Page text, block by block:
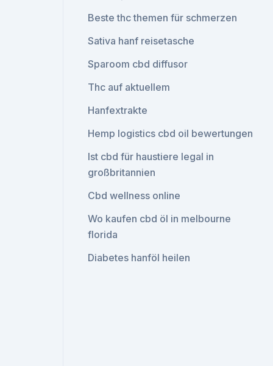
Beste thc themen für schmerzen
Sativa hanf reisetasche
Sparoom cbd diffusor
Thc auf aktuellem
Hanfextrakte
Hemp logistics cbd oil bewertungen
Ist cbd für haustiere legal in
großbritannien
Cbd wellness online
Wo kaufen cbd öl in melbourne
florida
Diabetes hanföl heilen